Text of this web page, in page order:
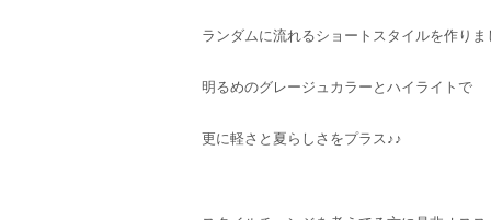
ランダムに流れるショートスタイルを作りま
明るめのグレージュカラーとハイライトで
更に軽さと夏らしさをプラス♪♪